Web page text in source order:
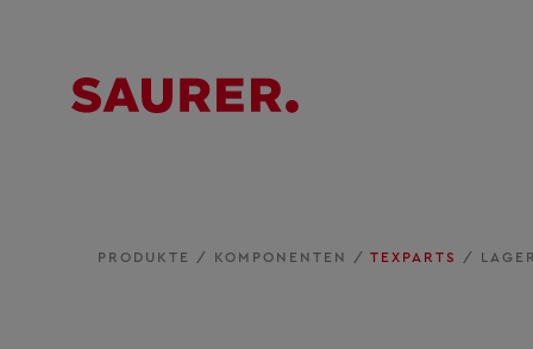
PRODUKTE / KOMPONENTEN / TEXPARTS /